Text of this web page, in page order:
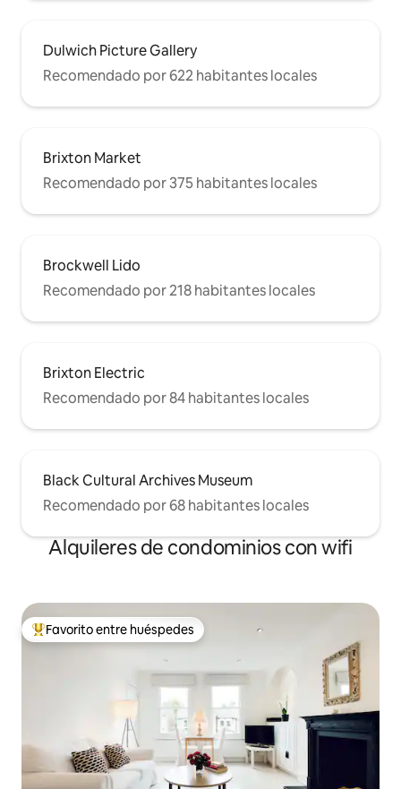
Dulwich Picture Gallery
Recomendado por 622 habitantes locales
Brixton Market
Recomendado por 375 habitantes locales
Brockwell Lido
Recomendado por 218 habitantes locales
Brixton Electric
Recomendado por 84 habitantes locales
Black Cultural Archives Museum
Recomendado por 68 habitantes locales
Alquileres de condominios con wifi
De los mejores en Favorito entre huéspedes
Favorito entre huéspedes